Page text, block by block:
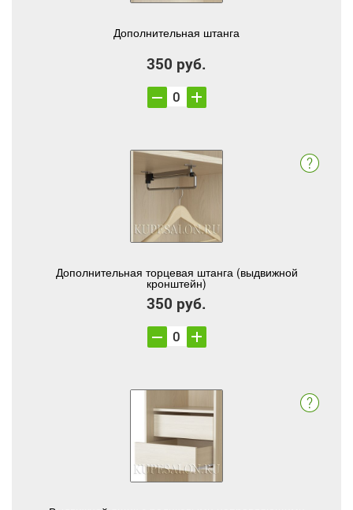
Дополнительная штанга
350 руб.
Дополнительная торцевая штанга (выдвижной
кронштейн)
350 руб.